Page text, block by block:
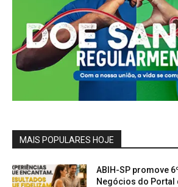
MAIS POPULARES HOJE
ABIH-SP promove
Negócios do Portal